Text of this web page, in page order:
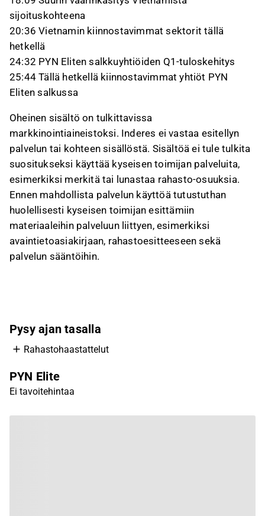
sijoituskohteena
20:36 Vietnamin kiinnostavimmat sektorit tällä
hetkellä
24:32 PYN Eliten salkkuyhtiöiden Q1-tuloskehitys
25:44 Tällä hetkellä kiinnostavimmat yhtiöt PYN
Eliten salkussa
Oheinen sisältö on tulkittavissa
markkinointiaineistoksi. Inderes ei vastaa esitellyn
palvelun tai kohteen sisällöstä. Sisältöä ei tule tulkita
suositukseksi käyttää kyseisen toimijan palveluita,
esimerkiksi merkitä tai lunastaa rahasto-osuuksia.
Ennen mahdollista palvelun käyttöä tutustuthan
huolellisesti kyseisen toimijan esittämiin
materiaaleihin palveluun liittyen, esimerkiksi
avaintietoasiakirjaan, rahastoesitteeseen sekä
palvelun sääntöihin.
Pysy ajan tasalla
Rahastohaastattelut
PYN Elite
Ei tavoitehintaa